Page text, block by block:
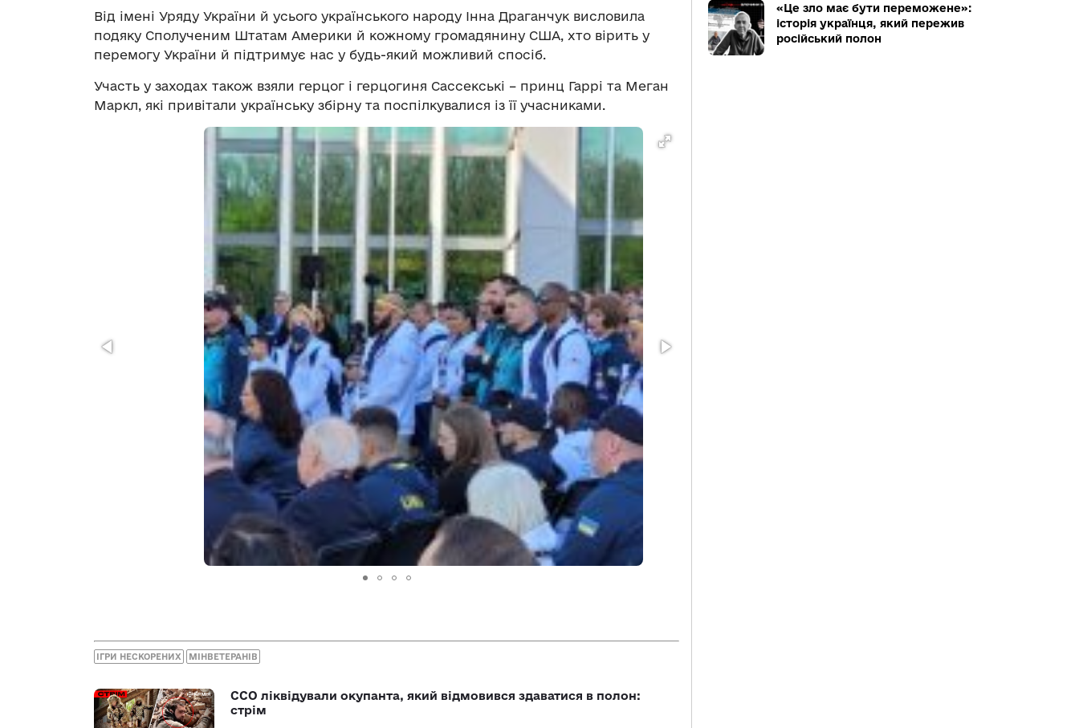
Від імені Уряду України й усього українського народу Інна Драганчук висловила
подяку Сполученим Штатам Америки й кожному громадянину США, хто вірить у
перемогу України й підтримує нас у будь-який можливий спосіб.
Участь у заходах також взяли герцог і герцогиня Сассекські – принц Гаррі та Меган
Маркл, які привітали українську збірну та поспілкувалися із її учасниками.
ІГРИ НЕСКОРЕНИХ МІНВЕТЕРАНІВ
ССО ліквідували окупанта, який відмовився здаватися в полон:
стрім
«Це зло має бути переможене»:
історія українця, який пережив
російський полон